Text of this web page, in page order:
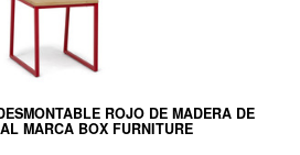
ROJO DE MADERA DE
MARCA BOX FURNITURE